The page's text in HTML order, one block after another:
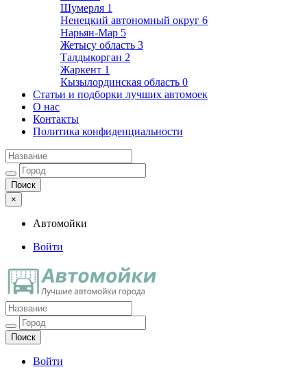
Шумерля 1
Ненецкий автономный округ 6
Нарьян-Мар 5
Жетысу область 3
Талдыкорган 2
Жаркент 1
Кызылординская область 0
Статьи и подборки лучших автомоек
О нас
Контакты
Политика конфиденциальности
×
Автомойки
Войти
Автомойки
Ещё один сайт на WordPress
Войти